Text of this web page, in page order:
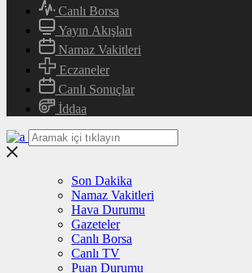
Canlı Borsa
Yayın Akışları
Namaz Vakitleri
Eczaneler
Canlı Sonuçlar
İddaa
Son Dakika
Namaz Vakitleri
Hava Durumu
Gazeteler
Canlı Borsa
Canlı TV
Puan Durumu